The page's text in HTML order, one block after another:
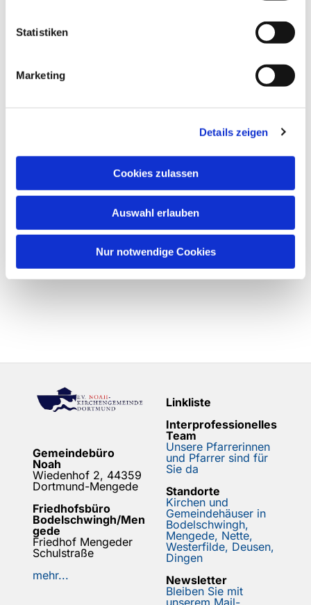
Statistiken
Marketing
Details zeigen
Cookies zulassen
Auswahl erlauben
Nur notwendige Cookies
Gemeindebüro
Noah
Wiedenhof 2, 44359
Dortmund-Mengede
Friedhofsbüro
Bodelschwingh/Men
gede
Friedhof Mengeder
Schulstraße
mehr...
Linkliste
Interprofessionelles
Team
Unsere Pfarrerinnen
und Pfarrer sind für
Sie da
Standorte
Kirchen und
Gemeindehäuser in
Bodelschwingh,
Mengede, Nette,
Westerfilde, Deusen,
Dingen
Newsletter
Bleiben Sie mit